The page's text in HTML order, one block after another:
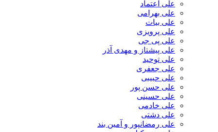
علی اعتماد
علی بهرامی
علی بیات
علی پرویزی
علی پی جی
علی پیشتاز و مهدی آذر
علی توحید
علی جعفری
علی حبیبی
علی حسن پور
علی حسینی
علی خادمی
علی دشتی
علی رمضانپور و آمین بند